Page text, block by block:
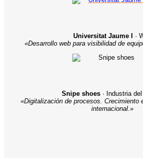
Universitat Jaume I
·
«Desarrollo web para visibilidad de
Snipe shoes· Industria
«Digitalización de procesos. Crecimiento
internacional.»